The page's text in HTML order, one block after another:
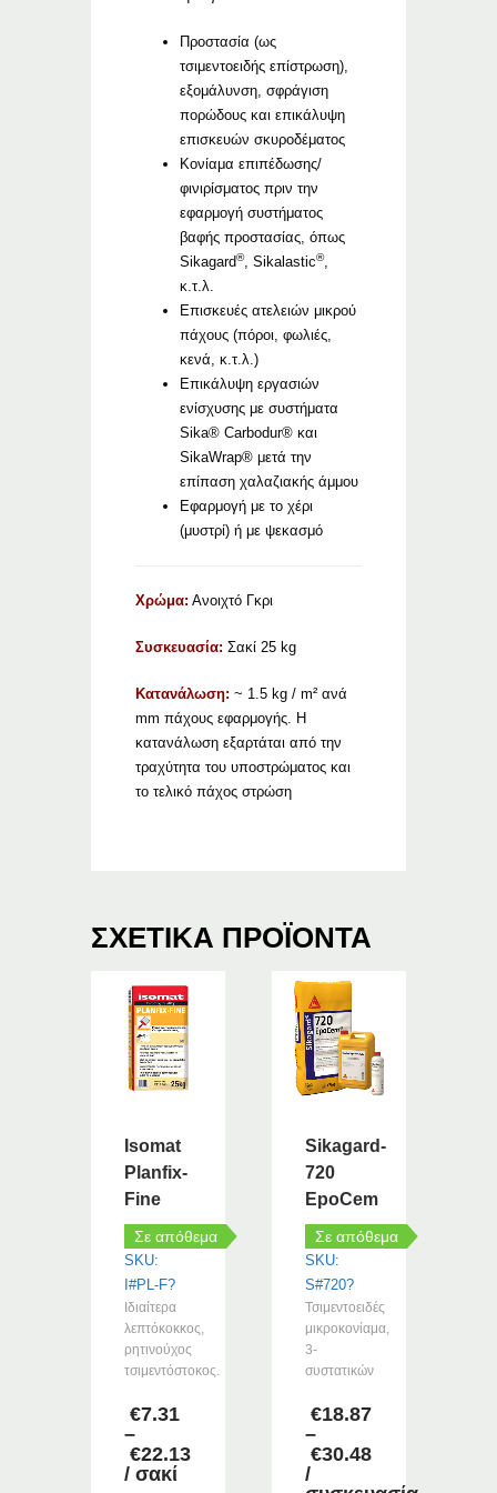
Προστασία (ως
τσιμεντοειδής επίστρωση),
εξομάλυνση, σφράγιση
πορώδους και επικάλυψη
επισκευών σκυροδέματος
Κονίαμα επιπέδωσης/
φινιρίσματος πριν την
εφαρμογή συστήματος
βαφής προστασίας, όπως
Sikagard®, Sikalastic®,
κ.τ.λ.
Επισκευές ατελειών μικρού
πάχους (πόροι, φωλιές,
κενά, κ.τ.λ.)
Επικάλυψη εργασιών
ενίσχυσης με συστήματα
Sika® Carbodur® και
SikaWrap® μετά την
επίπαση χαλαζιακής άμμου
Εφαρμογή με το χέρι
(μυστρί) ή με ψεκασμό
Χρώμα: Ανοιχτό Γκρι
Συσκευασία: Σακί 25 kg
Κατανάλωση: ~ 1.5 kg / m² ανά
mm πάχους εφαρμογής. Η
κατανάλωση εξαρτάται από την
τραχύτητα του υποστρώματος και
το τελικό πάχος στρώση
ΣΧΕΤΙΚΆ ΠΡΟΪΌΝΤΑ
Isomat
Planfix-
Fine
Σε απόθεμα
SKU:
I#PL-F?
Ιδιαίτερα
λεπτόκοκκος,
ρητινούχος
τσιμεντόστοκος.
€7.31
–
€22.13
Price
/ σακί
Sikagard-
720
EpoCem
Σε απόθεμα
SKU:
S#720?
Τσιμεντοειδές
μικροκονίαμα,
3-
συστατικών
€18.87
–
€30.48
Price
/